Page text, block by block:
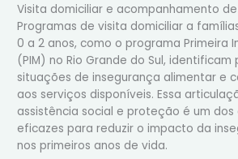
Visita domiciliar e acompanhamento
Programas de visita domiciliar a
0 a 2 anos, como o programa Primeira
(PIM) no Rio Grande do Sul,
situações de insegurança alimentar e
aos serviços disponíveis. Essa
assistência social e proteção é um dos
eficazes para reduzir o impacto da
nos primeiros anos de vida.